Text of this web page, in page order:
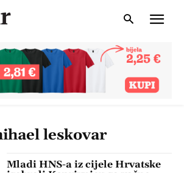
leskovar
Mladi HNS-a iz cijele Hrvatske